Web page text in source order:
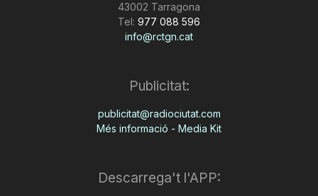
43002 Tarragona
Tel: 977 088 596
info@rctgn.cat
Publicitat:
publicitat@radiociutat.com
Més informació - Media Kit
Descarrega't l'APP: